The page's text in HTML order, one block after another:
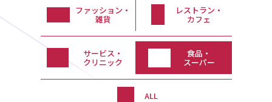
ファッション・
雑貨
レストラン・
カフェ
サービス・
クリニック
食品・
スーパー
ALL